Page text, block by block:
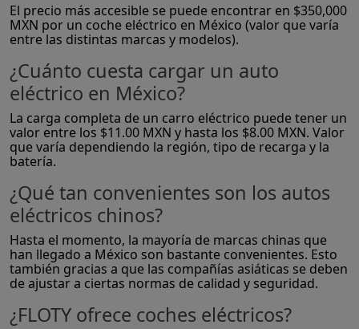
El precio más accesible se puede encontrar en $350,000
MXN por un coche eléctrico en México (valor que varía
entre las distintas marcas y modelos).
¿Cuánto cuesta cargar un auto
eléctrico en México?
La carga completa de un carro eléctrico puede tener un
valor entre los $11.00 MXN y hasta los $8.00 MXN. Valor
que varía dependiendo la región, tipo de recarga y la
batería.
¿Qué tan convenientes son los autos
eléctricos chinos?
Hasta el momento, la mayoría de marcas chinas que
han llegado a México son bastante convenientes. Esto
también gracias a que las compañías asiáticas se deben
de ajustar a ciertas normas de calidad y seguridad.
¿FLOTY ofrece coches eléctricos?